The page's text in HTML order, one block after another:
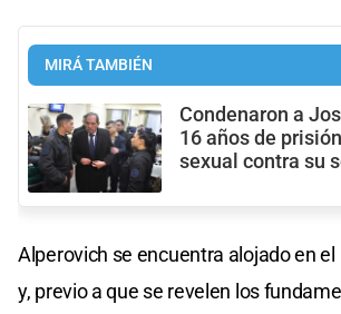
MIRÁ TAMBIÉN
Condenaron a
16 años de
sexual contra su
Alperovich se encuentra alojado en el
y, previo a que se revelen los